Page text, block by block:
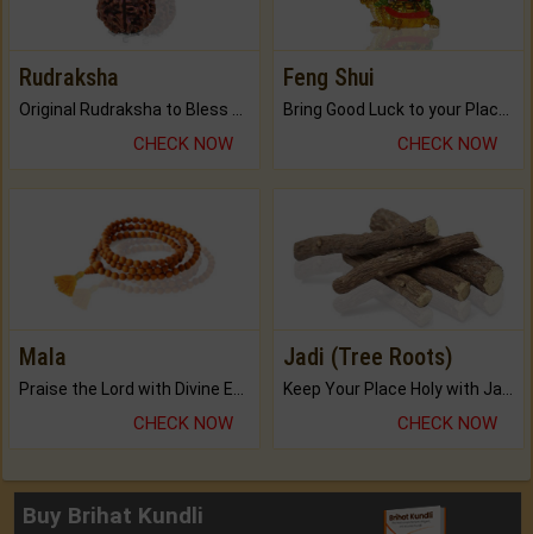
Rudraksha
CHECK NOW
Feng Shui
CHECK NOW
Mala
CHECK NOW
Jadi (Tree Roots)
CHECK NOW
Buy Brihat Kundli